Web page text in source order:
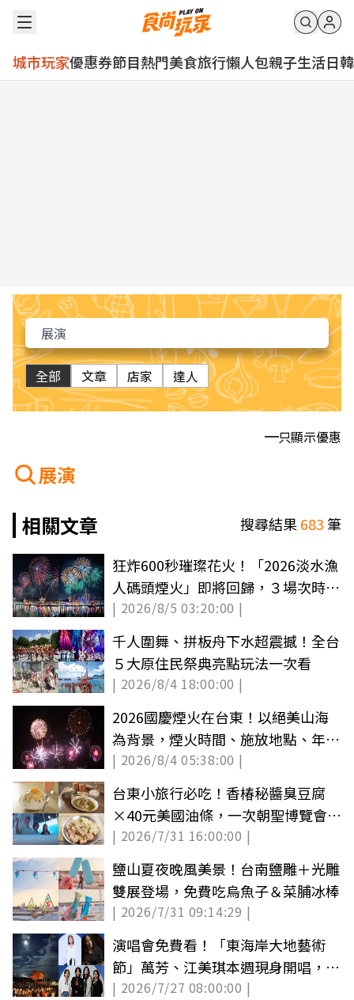
城市玩家優惠券節目熱門美食旅行懶人包親子生活日韓
全部 文章 店家 達人
只顯示優惠
展演
相關文章
搜尋結果683筆
狂炸600秒璀璨花火！「2026淡水漁
人碼頭煙火」即將回歸，３場次時間
出爐
| 2026/8/5 03:20:00 |
千人圍舞、拼板舟下水超震撼！全台
５大原住民祭典亮點玩法一次看
| 2026/8/4 18:00:00 |
2026國慶煙火在台東！以絕美山海
為背景，煙火時間、施放地點、年度
主題公開
| 2026/8/4 05:38:00 |
台東小旅行必吃！香椿秘醬臭豆腐
×40元美國油條，一次朝聖博覽會＋
博物館住宿
| 2026/7/31 16:00:00 |
鹽山夏夜晚風美景！台南鹽雕＋光雕
雙展登場，免費吃烏魚子＆菜脯冰棒
| 2026/7/31 09:14:29 |
演唱會免費看！「東海岸大地藝術
節」萬芳、江美琪本週現身開唱，加
碼逛市集
| 2026/7/27 08:00:00 |